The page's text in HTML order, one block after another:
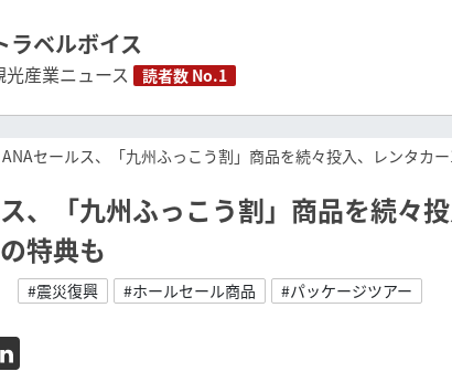
ラベルボイス
光産業ニュース 読者数 No.1
ANAセールス、「九州ふっこう割」商品を続々投入、レンタカ
、「九州ふっこう割」商品を続々
特典も
#震災復興 #ホールセール商品 #パッケージツアー